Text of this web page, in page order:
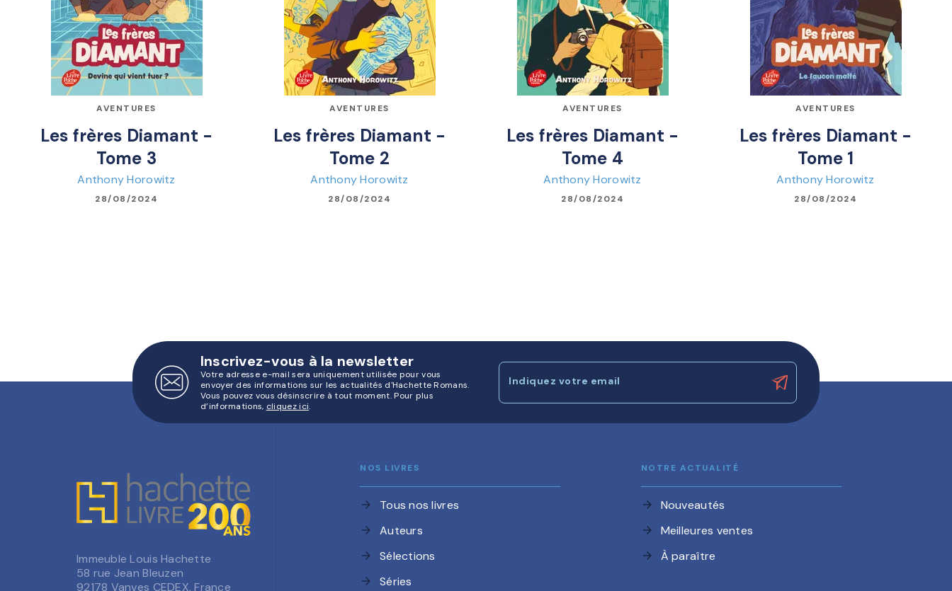
AVENTURES
Les frères Diamant -
Tome 3
Anthony Horowitz
28/08/2024
AVENTURES
Les frères Diamant -
Tome 2
Anthony Horowitz
28/08/2024
AVENTURES
Les frères Diamant -
Tome 4
Anthony Horowitz
28/08/2024
AVENTURES
Les frères Diamant -
Tome 1
Anthony Horowitz
28/08/2024
Inscrivez-vous à la newsletter
Votre adresse e-mail sera uniquement utilisée pour vous
envoyer des informations sur les actualités d'Hachette Romans.
Vous pouvez vous désinscrire à tout moment. Pour plus
d’informations, cliquez ici.
Indiquez votre email
Immeuble Louis Hachette
58 rue Jean Bleuzen
92178 Vanves CEDEX, France
NOS LIVRES
arrow_forward Tous nos livres
arrow_forward Auteurs
arrow_forward Sélections
arrow_forward Séries
NOTRE ACTUALITÉ
arrow_forward Nouveautés
arrow_forward Meilleures ventes
arrow_forward À paraître